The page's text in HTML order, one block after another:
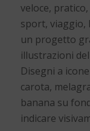
veloce,
sport, viaggio,
un progetto
illustrazioni
Disegni a
carota,
banana su
indicare